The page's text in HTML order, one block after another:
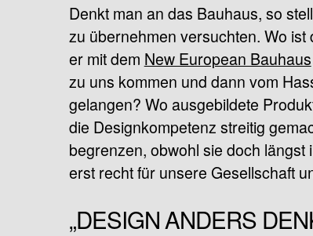
Denkt man an das Bauhaus, so
zu übernehmen versuchten. Wo
er mit dem New European Bauhaus
zu uns kommen und dann vom
gelangen? Wo ausgebildete
die Designkompetenz streitig
begrenzen, obwohl sie doch
erst recht für unsere Gesellschaft
„DESIGN ANDERS